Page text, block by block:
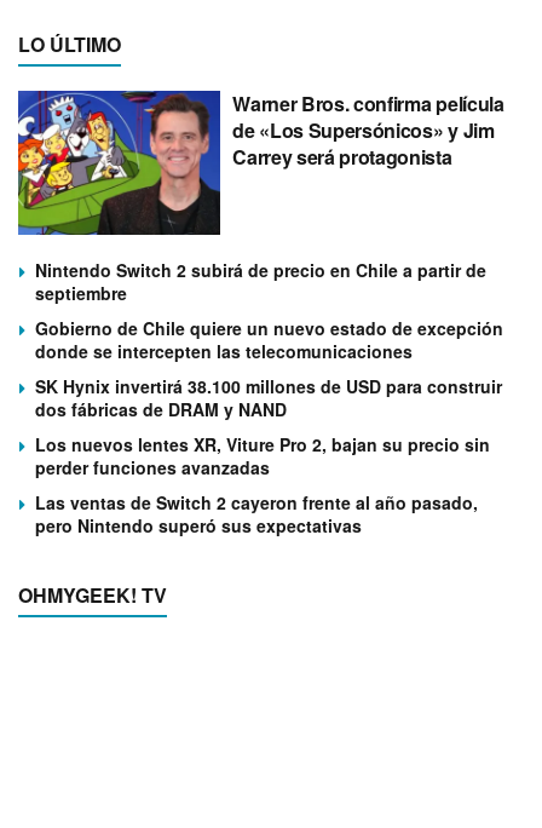
LO ÚLTIMO
Warner Bros. confirma película
de «Los Supersónicos» y Jim
Carrey será protagonista
Nintendo Switch 2 subirá de precio en Chile a partir de
septiembre
Gobierno de Chile quiere un nuevo estado de excepción
donde se intercepten las telecomunicaciones
SK Hynix invertirá 38.100 millones de USD para construir
dos fábricas de DRAM y NAND
Los nuevos lentes XR, Viture Pro 2, bajan su precio sin
perder funciones avanzadas
Las ventas de Switch 2 cayeron frente al año pasado,
pero Nintendo superó sus expectativas
OHMYGEEK! TV